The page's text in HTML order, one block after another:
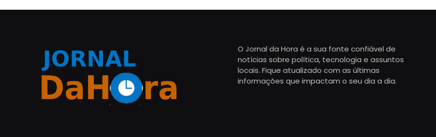
O Jornal da Hora é a sua fonte confiável de
notícias sobre política, tecnologia e assuntos
locais. Fique atualizado com as últimas
informações que impactam o seu dia a dia.